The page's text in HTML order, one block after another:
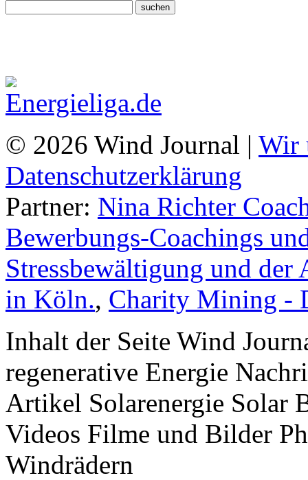
© 2026 Wind Journal | Wir
Datenschutzerklärung
Partner: Nina Richter
Bewerbungs-Coachings
Stressbewältigung und
in Köln., Charity Mining -
Inhalt der Seite Wind
regenerative Energie
Artikel Solarenergie Solar
Videos Filme und Bilder
Windrädern